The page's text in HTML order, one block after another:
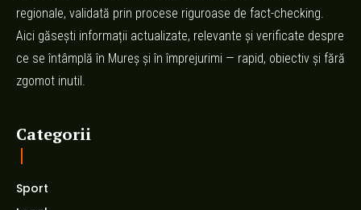
regionale, validată prin procese riguroase de fact-checking.
Aici găsești informații actualizate, relevante și verificate despre
ce se întâmplă în Mureș și în împrejurimi — rapid, obiectiv și fără
zgomot inutil.
Categorii
Sport